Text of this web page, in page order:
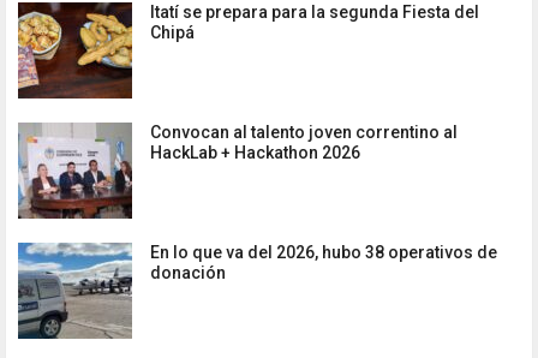
Itatí se prepara para la segunda Fiesta del
Chipá
Convocan al talento joven correntino al
HackLab + Hackathon 2026
En lo que va del 2026, hubo 38 operativos de
donación